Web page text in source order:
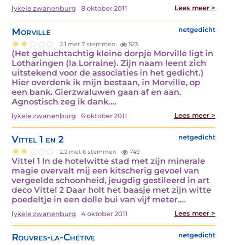
lykele zwanenburg 8 oktober 2011 Lees meer >
Morville netgedicht
2.1 met 7 stemmen 523
(Het gehuchtachtig kleine dorpje Morville ligt in
Lotharingen (la Lorraine). Zijn naam leent zich
uitstekend voor de associaties in het gedicht.)
Hier overdenk ik mijn bestaan, in Morville, op
een bank. Gierzwaluwen gaan af en aan.
Agnostisch zeg ik dank.…
lykele zwanenburg 6 oktober 2011 Lees meer >
Vittel 1 en 2 netgedicht
2.2 met 6 stemmen 749
Vittel 1 In de hotelwitte stad met zijn minerale
magie overvalt mij een kitscherig gevoel van
vergeelde schoonheid, jeugdig gestileerd in art
deco Vittel 2 Daar holt het baasje met zijn witte
poedeltje in een dolle bui van vijf meter.…
lykele zwanenburg 4 oktober 2011 Lees meer >
Rouvres-la-Chétive netgedicht